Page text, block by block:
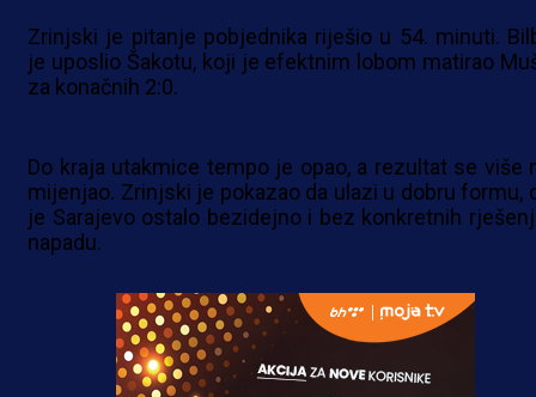
Zrinjski je pitanje pobjednika riješio u 54. minuti.
je uposlio Šakotu, koji je efektnim lobom matirao
za konačnih 2:0.
Do kraja utakmice tempo je opao, a rezultat se više
mijenjao. Zrinjski je pokazao da ulazi u dobru formu,
je Sarajevo ostalo bezidejno i bez konkretnih
napadu.